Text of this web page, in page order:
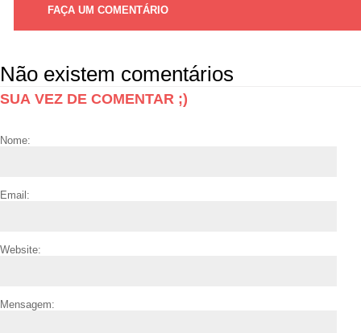
FAÇA UM COMENTÁRIO
Não existem comentários
SUA VEZ DE COMENTAR ;)
Nome:
Email:
Website:
Mensagem: